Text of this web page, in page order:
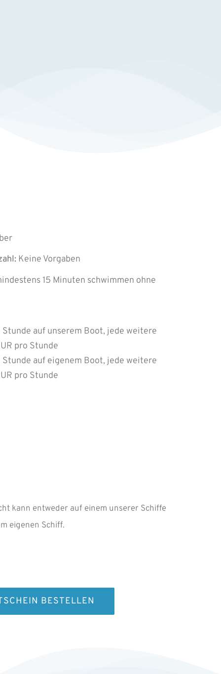
Keine Vorgaben
15 Minuten schwimmen ohne
auf unserem Boot, jede weitere
pro Stunde
auf eigenem Boot, jede weitere
pro Stunde
kann entweder auf einem unserer Schiffe
eigenen Schiff.
BESTELLEN